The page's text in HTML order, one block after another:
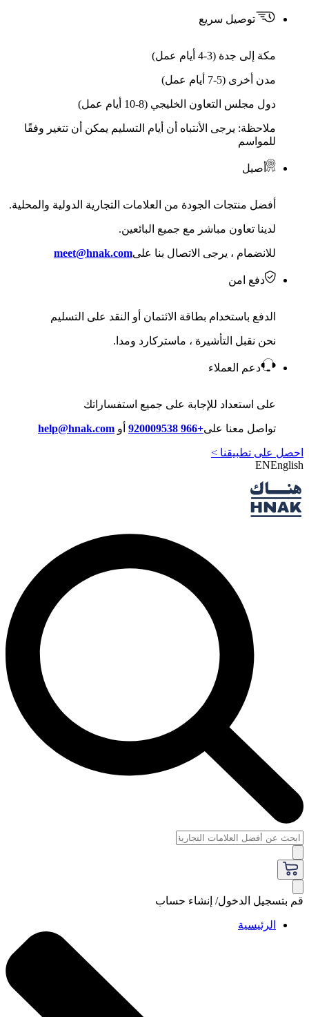
توصيل سريع
مكة إلى جدة (3-4 أيام عمل)
مدن أخرى (5-7 أيام عمل)
دول مجلس التعاون الخليجي (8-10 أيام عمل)
ملاحظة: يرجى الأنتباه أن أيام التسليم يمكن أن تتغير وفقًا
للمواسم
أصيل
أفضل منتجات الجودة من العلامات التجارية الدولية والمحلية.
لدينا تعاون مباشر مع جميع البائعين.
للانضمام ، يرجى الاتصال بنا علىmeet@hnak.com
دفع امن
الدفع باستخدام بطاقة الائتمان أو النقد على التسليم
نحن نقبل التأشيرة ، ماستركارد ومدا.
دعم العملاء
على استعداد للإجابة على جميع استفساراتك
تواصل معنا على+966 920009538 أو help@hnak.com
احصل على تطبيقنا >
ENEnglish
قم بتسجيل الدخول/ إنشاء حساب
الرئيسية